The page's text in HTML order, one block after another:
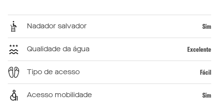
Nadador salvador Sim
Qualidade da água Excelente
Tipo de acesso Fácil
Acesso mobilidade Sim